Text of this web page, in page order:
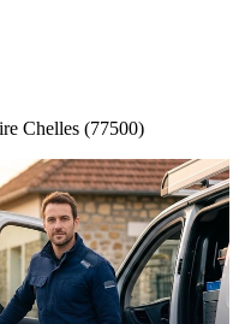
Chelles (77500)